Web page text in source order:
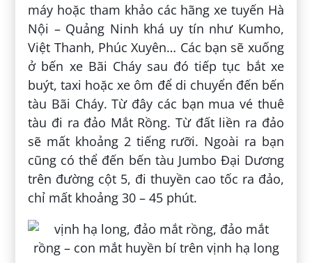
máy hoặc tham khảo các hãng xe tuyến Hà
Nội – Quảng Ninh khá uy tín như Kumho,
Việt Thanh, Phúc Xuyên… Các bạn sẽ xuống
ở bến xe Bãi Cháy sau đó tiếp tục bắt xe
buýt, taxi hoặc xe ôm để di chuyển đến bến
tàu Bãi Cháy. Từ đây các bạn mua vé thuê
tàu đi ra đảo Mắt Rồng. Từ đất liền ra đảo
sẽ mất khoảng 2 tiếng rưỡi. Ngoài ra bạn
cũng có thể đến bến tàu Jumbo Đại Dương
trên đường cột 5, đi thuyền cao tốc ra đảo,
chỉ mất khoảng 30 – 45 phút.